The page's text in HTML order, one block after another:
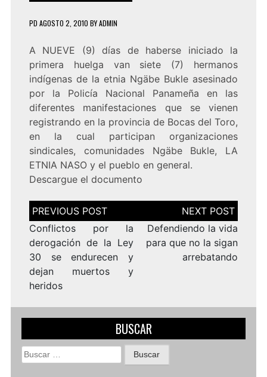
PD AGOSTO 2, 2010 BYADMIN
A NUEVE (9) días de haberse iniciado la
primera huelga van siete (7) hermanos
indígenas de la etnia Ngäbe Bukle asesinado
por la Policía Nacional Panameña en las
diferentes manifestaciones que se vienen
registrando en la provincia de Bocas del Toro,
en la cual participan organizaciones
sindicales, comunidades Ngäbe Bukle, LA
ETNIA NASO y el pueblo en general.
Descargue el documento
Navegación
de
entradas
Conflictos por la
derogación de la Ley
30 se endurecen y
dejan muertos y
heridos
Defendiendo la vida
para que no la sigan
arrebatando
BUSCAR
Buscar: